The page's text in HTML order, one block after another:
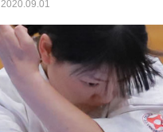
2020.09.01